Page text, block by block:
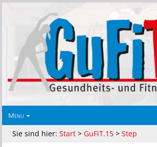
Menu
Sie sind hier:Start > GuFiT.15 >Step